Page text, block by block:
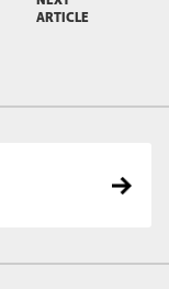
ARTICLE